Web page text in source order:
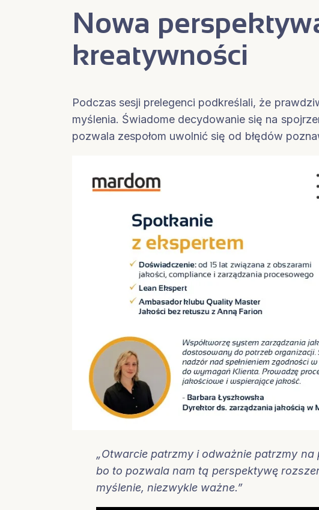
Nowa
kreatywności
Podczas sesji prelegenci podkreślali, że
myślenia. Świadome decydowanie się na
pozwala zespołom uwolnić się od błędów
„Otwarcie patrzmy i odważnie patrzmy
bo to pozwala nam tą perspektywę
myślenie, niezwykle ważne.”